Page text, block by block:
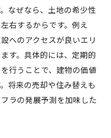
なぜなら、土地の希少性
右するからです。例え
へのアクセスが良いエリ
す。具体的には、定期的
行うことで、建物の価値
将来の売却や住み替えも
ラの発展予測を加味した